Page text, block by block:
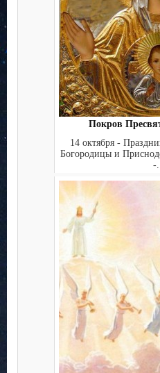
Покров
14 октября -
Богородицы и
-...